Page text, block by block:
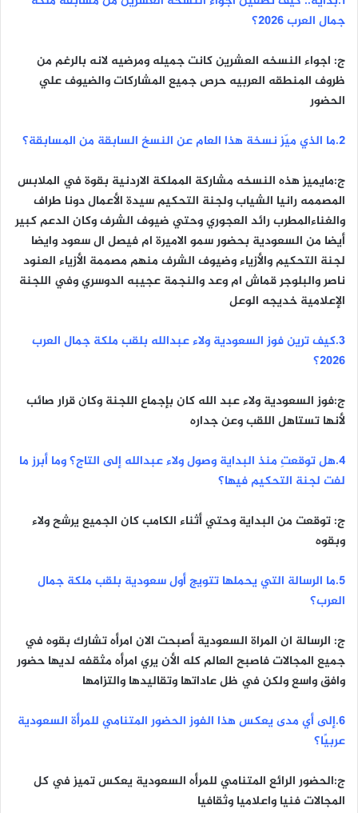
جمال العرب 2026؟
ج: اجواء النسخه العشرين كانت جميله ومرضيه لانه بالرغم من
ظروف المنطقه العربيه حرص جميع المشاركات والضيوف علي
الحضور
٢.ما الذي ميّز نسخة هذا العام عن النسخ السابقة من المسابقة؟
ج:مايميز هذه النسخه مشاركة المملكة الاردنية بقوة في الملابس
المصممه رانيا الشياب ولجنة التحكيم سيدة الأعمال دونا طراف
والغناءالمطرب رائد العجوري وحتي ضيوف الشرف وكان الدعم كبير
أيضا من السعودية بحضور سمو الاميرة ام فيصل ال سعود وايضا
لجنة التحكيم والأزياء وضيوف الشرف منهم مصممة الأزياء العنود
ناصر والبلوجر قماش ام وعد والنجمة عجيبه الدوسري وفي اللجنة
الإعلامية خديجه الوعل
٣.كيف ترين فوز السعودية ولاء عبدالله بلقب ملكة جمال العرب
2026؟
ج:فوز السعودية ولاء عبد الله كان بإجماع اللجنة وكان قرار صائب
لأنها تستاهل اللقب وعن جداره
٤.هل توقعتِ منذ البداية وصول ولاء عبدالله إلى التاج؟ وما أبرز ما
لفت لجنة التحكيم فيها؟
ج: توقعت من البداية وحتي أثناء الكامب كان الجميع يرشح ولاء
وبقوه
٥.ما الرسالة التي يحملها تتويج أول سعودية بلقب ملكة جمال
العرب؟
ج: الرسالة ان المراة السعودية أصبحت الان امرأه تشارك بقوه في
جميع المجالات فاصبح العالم كله الأن يري امرأه مثقفه لديها حضور
وافق واسع ولكن في ظل عاداتها وتقاليدها والتزامها
٦.إلى أي مدى يعكس هذا الفوز الحضور المتنامي للمرأة السعودية
عربيًا؟
ج:الحضور الرائع المتنامي للمرأه السعودية يعكس تميز في كل
المجالات فنيا واعلاميا وثقافيا